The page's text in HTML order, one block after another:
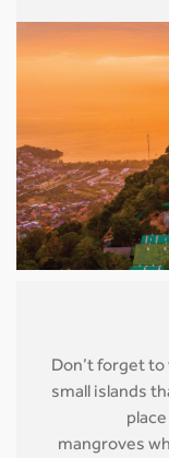
Don’t forget
small islands
mangroves